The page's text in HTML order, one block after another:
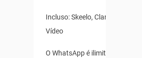
Incluso: Skeelo, Claro Banca e
Vídeo
O WhatsApp é ilimitado para